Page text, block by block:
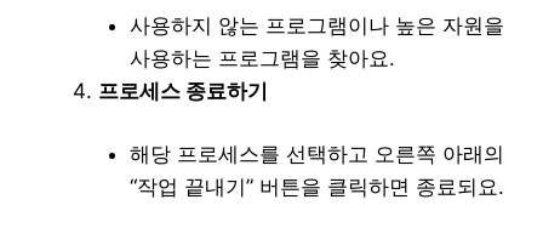
사용하지 않는 프로그램이나 높은 자원을
사용하는 프로그램을 찾아요.
프로세스 종료하기
해당 프로세스를 선택하고 오른쪽 아래의
“작업 끝내기” 버튼을 클릭하면 종료되요.